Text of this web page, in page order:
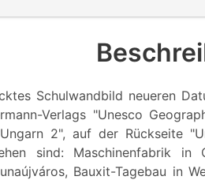
Schulwandbild neueren
Verlags "Unesco
2", auf der Rückseite
sind: Maschinenfabrik in
Bauxit-Tagebau in